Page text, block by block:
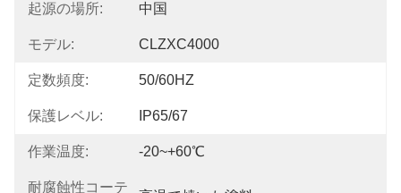
起源の場所: 中国
モデル: CLZXC4000
定数頻度: 50/60HZ
保護レベル: IP65/67
作業温度: -20~+60℃
耐腐蝕性コーテ